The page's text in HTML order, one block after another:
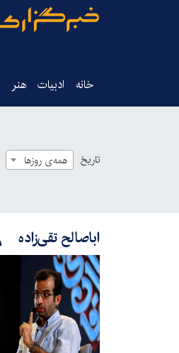
خانه ادبیات هنر
تاریخ همه‌ی روزها
اباصالح تقی‌زاده